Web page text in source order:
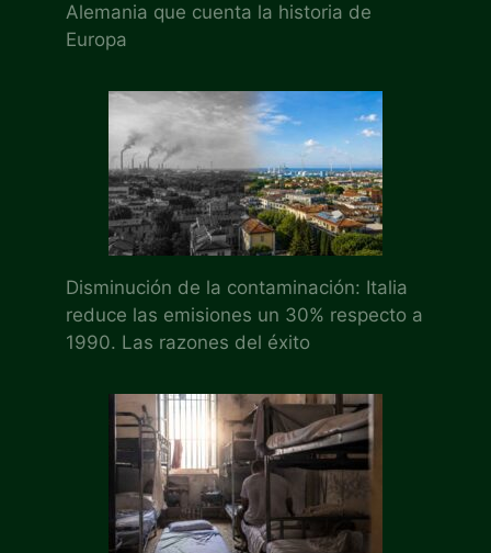
Alemania que cuenta la historia de
Europa
Disminución de la contaminación: Italia
reduce las emisiones un 30% respecto a
1990. Las razones del éxito